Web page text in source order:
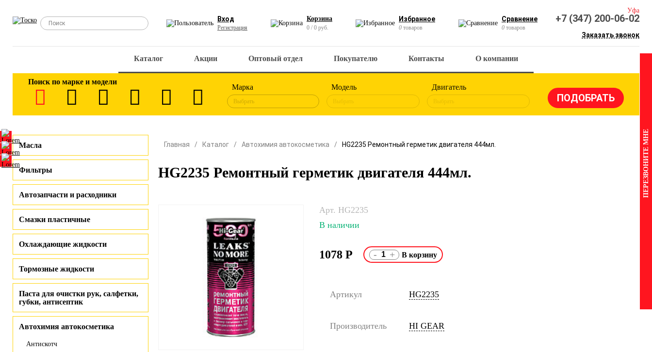
Вход
Регистрация
Корзина
0 / 0 руб.
Избранное
0 товаров
Сравнение
0 товаров
Уфа
+7 (347) 200-06-02
Заказать звонок
Каталог Акции Оптовый отдел Покупателю Контакты О компании
Поиск по марке и модели
Марка
Выбрать
Модель
Выбрать
Двигатель
Выбрать
Масла
Фильтры
Автозапчасти и расходники
Смазки пластичные
Охлаждающие жидкости
Тормозные жидкости
Паста для очистки рук, салфетки,
губки, антисептик
Автохимия автокосметика
Антискотч
Главная Каталог Автохимия автокосметика HG2235 Ремонтный герметик двигателя 444мл.
HG2235 Ремонтный герметик двигателя 444мл.
Арт. HG2235
В наличии
1078 Р - +
Артикул HG2235
Производитель HI GEAR
ПЕРЕЗВОНИТЕ МНЕ